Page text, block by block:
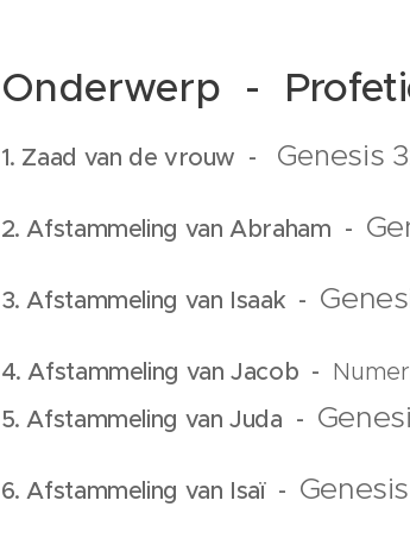
Onderwerp -
1. Zaad van de vrouw - Genesis
2. Afstammeling van Abraham -
3. Afstammeling van Isaak -
4. Afstammeling van Jacob -
5. Afstammeling van Juda -
6. Afstammeling van Isaï -